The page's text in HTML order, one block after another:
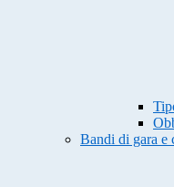
Bandi di gara e